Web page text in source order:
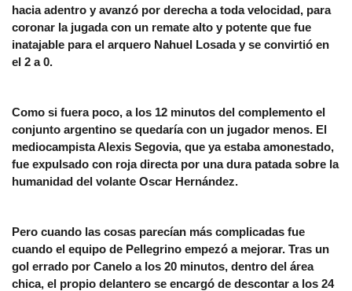
hacia adentro y avanzó por derecha a toda velocidad, para
coronar la jugada con un remate alto y potente que fue
inatajable para el arquero Nahuel Losada y se convirtió en
el 2 a 0.
Como si fuera poco, a los 12 minutos del complemento el
conjunto argentino se quedaría con un jugador menos. El
mediocampista Alexis Segovia, que ya estaba amonestado,
fue expulsado con roja directa por una dura patada sobre la
humanidad del volante Oscar Hernández.
Pero cuando las cosas parecían más complicadas fue
cuando el equipo de Pellegrino empezó a mejorar. Tras un
gol errado por Canelo a los 20 minutos, dentro del área
chica, el propio delantero se encargó de descontar a los 24